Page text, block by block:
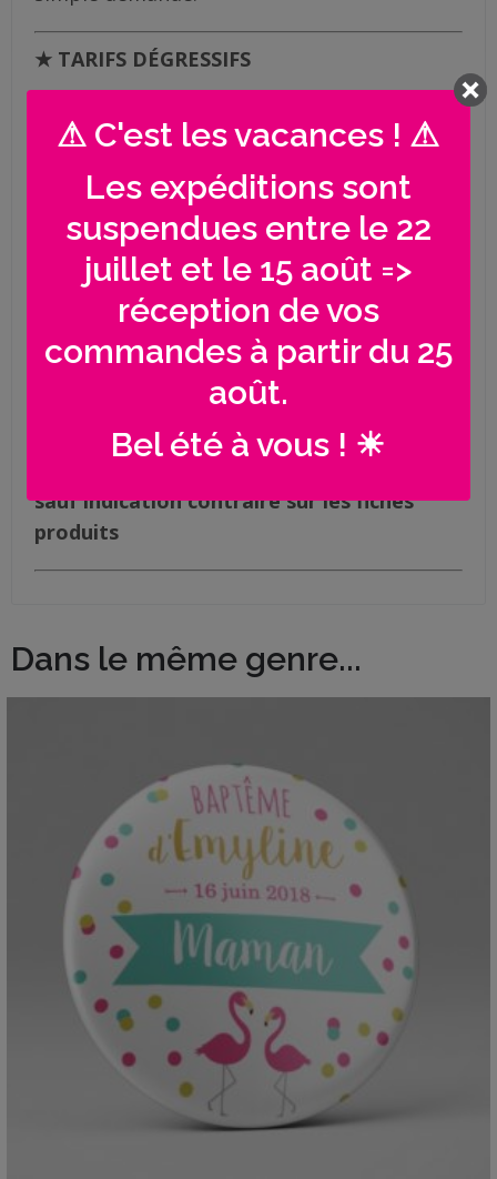
★ TARIFS DÉGRESSIFS
A partir de 20 pièces : 15 % de réduction
A partir de 30 pièces : 19 % de réduction
A partir de 50 pièces : 32 % de réduction
A partir de 75 pièces : 37 % de réduction
A partir de 100 pièces : 46 % de
réduction
La réduction sera automatiquement
NB : les visuels, couleurs et motifs ne sont
sauf indication contraire sur les fiches
produits
Dans le même genre...
⚠ C'est les vacances ! ⚠
Les expéditions sont
suspendues entre le 22
juillet et le 15 août =>
réception de vos
commandes à partir du 25
août.
Bel été à vous ! ☀